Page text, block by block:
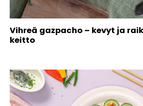
Vihreä gazpacho – kevyt ja
keitto